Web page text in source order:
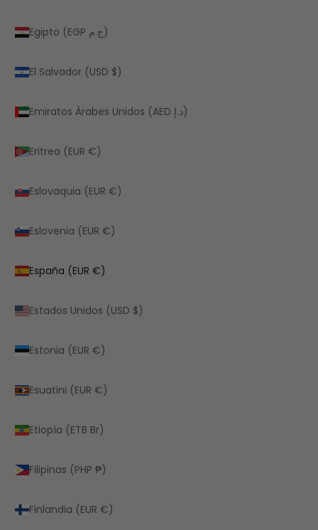
Egipto (EGP ج.م)
El Salvador (USD $)
Emiratos Árabes Unidos (AED د.إ)
Eritrea (EUR €)
Eslovaquia (EUR €)
Eslovenia (EUR €)
España (EUR €)
Estados Unidos (USD $)
Estonia (EUR €)
Esuatini (EUR €)
Etiopía (ETB Br)
Filipinas (PHP ₱)
Finlandia (EUR €)